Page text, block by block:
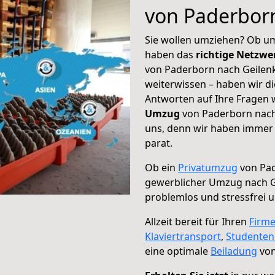
von
Sie wollen umziehen? Ob
haben das richtige
von Paderborn nach
weiterwissen – haben wir
Antworten auf Ihre Fragen
Umzug von Paderborn
uns, denn wir haben
parat.
Ob ein Privatumzug von
gewerblicher Umzug nach
problemlos und stressfrei
Allzeit bereit für Ihren
Klaviertransport,
eine optimale Beiladung